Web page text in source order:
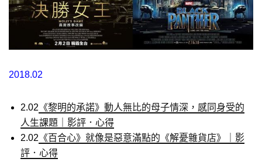
2018.02
2.02 《黎明的承諾》動人無比的母子情深，感同身受的
人生課題｜影評．心得
2.02 《百合心》就像是惡意滿點的《解憂雜貨店》｜影
評．心得